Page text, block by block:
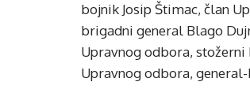
bojnik Josip Štimac, član
brigadni general Blago
Upravnog odbora,
Upravnog odbora,